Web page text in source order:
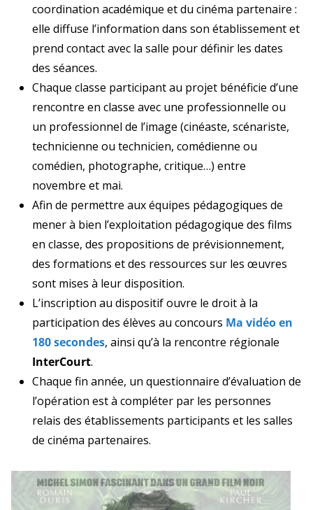
coordination académique et du cinéma partenaire :
elle diffuse l’information dans son établissement et
prend contact avec la salle pour définir les dates
des séances.
Chaque classe participant au projet bénéficie d’une
rencontre en classe avec une professionnelle ou
un professionnel de l’image (cinéaste, scénariste,
technicienne ou technicien, comédienne ou
comédien, photographe, critique…) entre
novembre et mai.
Afin de permettre aux équipes pédagogiques de
mener à bien l’exploitation pédagogique des films
en classe, des propositions de prévisionnement,
des formations et des ressources sur les œuvres
sont mises à leur disposition.
L’inscription au dispositif ouvre le droit à la
participation des élèves au concours Ma vidéo en
180 secondes, ainsi qu’à la rencontre régionale
InterCourt.
Chaque fin année, un questionnaire d’évaluation de
l’opération est à compléter par les personnes
relais des établissements participants et les salles
de cinéma partenaires.